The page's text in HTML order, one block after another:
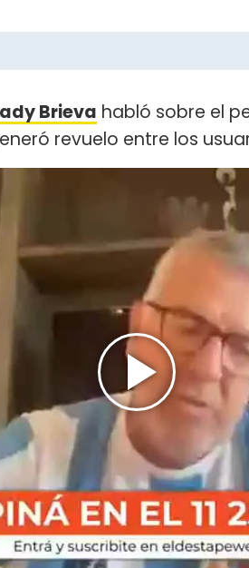
Brieva habló sobre el
revuelo entre los